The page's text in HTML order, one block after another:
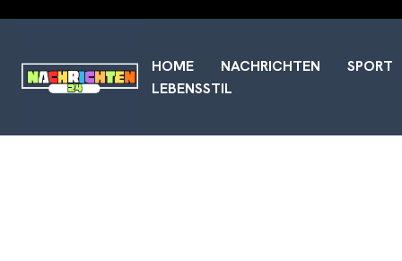
HOME NACHRICHTEN
SPORT
LEBENSSTIL